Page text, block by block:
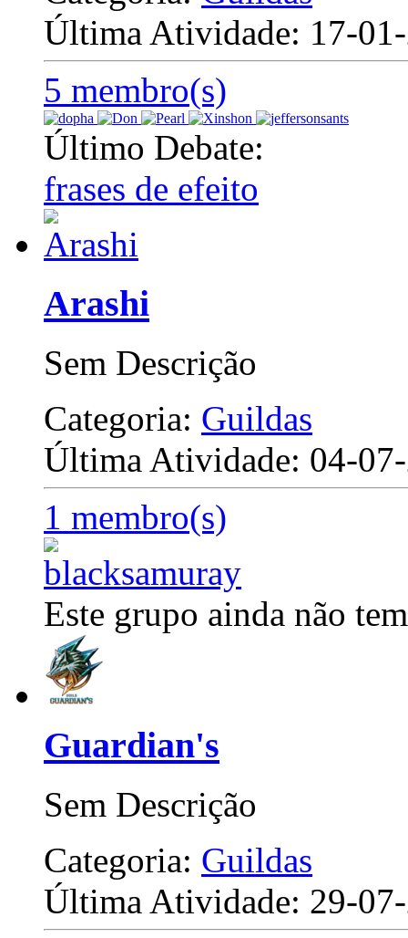
Última Atividade: 17-
5 membro(s)
Último Debate:
frases de efeito
Arashi
Sem Descrição
Categoria: Guildas
Última Atividade: 04-
1 membro(s)
Este grupo ainda não
Guardian's
Sem Descrição
Categoria: Guildas
Última Atividade: 29-